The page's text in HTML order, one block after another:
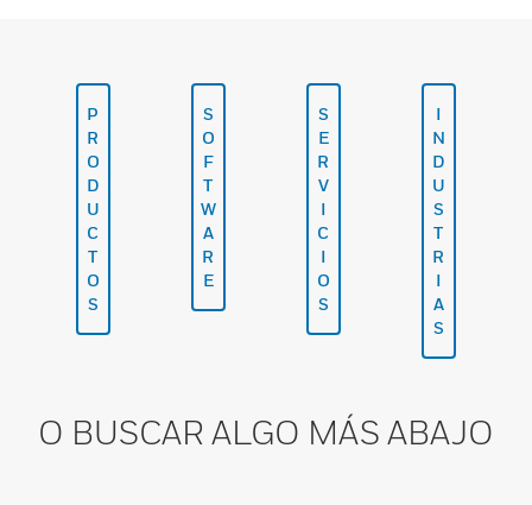
P
R
O
D
U
C
T
O
S
S
O
F
T
W
A
R
E
S
E
R
V
I
C
I
O
S
I
N
D
U
S
T
R
I
A
S
O BUSCAR ALGO MÁS ABAJO